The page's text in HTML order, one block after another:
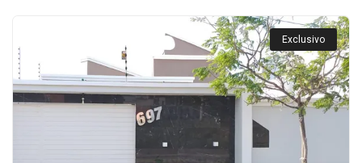
Exclusivo